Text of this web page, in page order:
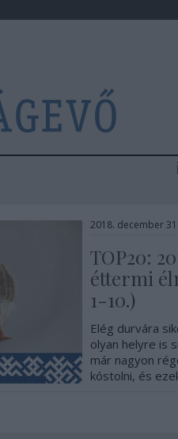
2018. december 31.
TOP20:
éttermi
1-10.)
Elég durvára
olyan helyre is
már nagyon
kóstolni, és
Megmutatom